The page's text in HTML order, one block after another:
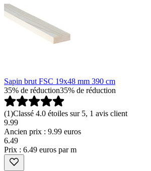
Sapin brut FSC 19x48 mm 390 cm
35% de réduction35% de réduction
(1)Classé 4.0 étoiles sur 5, 1 avis client
9.99
Ancien prix : 9.99 euros
6.49
Prix : 6.49 euros par m